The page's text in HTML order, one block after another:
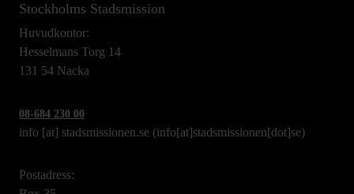
Stockholms Stadsmission
Huvudkontor:
Hesselmans Torg 14
131 54 Nacka
08-684 230 00
info [at] stadsmissionen.se (info[at]stadsmissionen[dot]se)
Postadress: